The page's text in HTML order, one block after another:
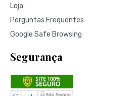
Loja
Perguntas Frequentes
Google Safe Browsing
Segurança